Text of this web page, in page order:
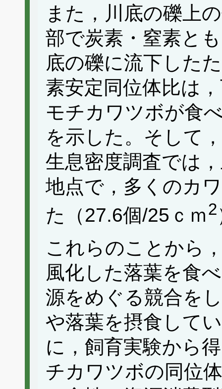
また，川底の礫上
部で炭素・窒素と
底の礫に流下した
素安定同位体比は
モチカワツボが食
を示した。そして
生息密度調査では
地点で，多くのカ
た（27.6個/25ｃｍ2
これらのことから
風化した落葉を食
源をめぐる競合を
や落葉を摂食して
に，飼育実験から
チカワツボの同位